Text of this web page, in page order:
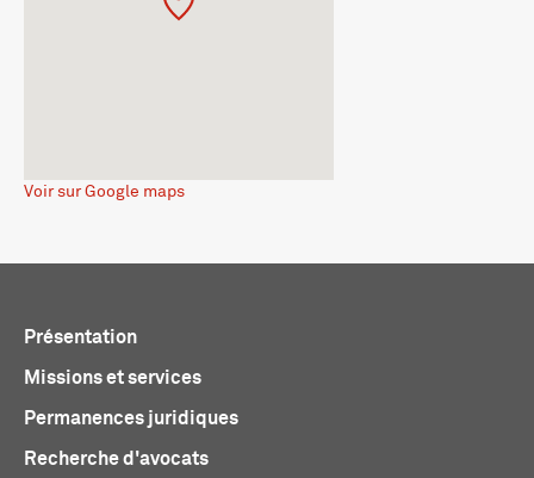
Voir sur Google maps
Présentation
Missions et services
Permanences juridiques
Recherche d'avocats